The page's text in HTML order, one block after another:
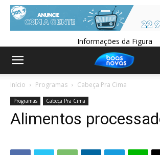
Informações da Figura
Início Programas Cabeça Pra Cima
Programas Cabeça Pra Cima
Alimentos